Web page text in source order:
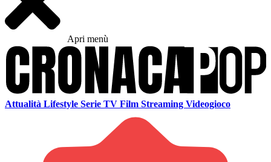
Apri menù
Attualità Lifestyle Serie TV Film Streaming Videogioco